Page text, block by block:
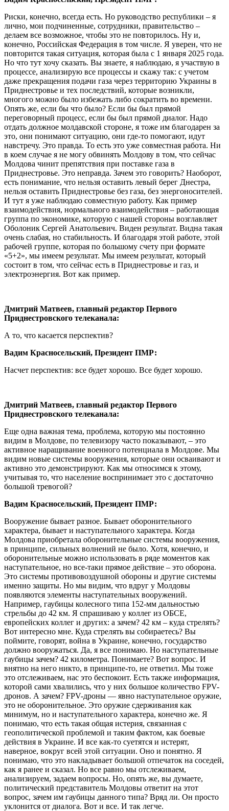
Риски, конечно, всегда есть. Но руководство республики – я
лично, мои подчиненные, сотрудники, правительство –
делаем все возможное, чтобы это не повторилось. Ну и,
конечно, Российская Федерация в том числе. Я уверен, что не
повторится такая ситуация, которая была с 1 января 2025 года.
Но что тут хочу сказать. Вы знаете, я наблюдаю, я участвую в
процессе, анализирую все процессы и скажу так: с учетом
даже прекращения подачи газа через территорию Украины в
Приднестровье и тех последствий, которые возникли,
многого можно было избежать либо сократить во времени.
Опять же, если бы что было? Если бы был прямой
переговорный процесс, если бы был прямой диалог. Надо
отдать должное молдавской стороне, я тоже им благодарен за
это, они понимают ситуацию, они где-то помогают, идут
навстречу. Это правда. То есть это уже совместная работа. Ни
в коем случае я не могу обвинять Молдову в том, что сейчас
Молдова чинит препятствия при поставке газа в
Приднестровье. Это неправда. Зачем это говорить? Наоборот,
есть понимание, что нельзя оставить левый берег Днестра,
нельзя оставить Приднестровье без газа, без энергоносителей.
И тут я уже наблюдаю совместную работу. Как пример
взаимодействия, нормального взаимодействия – работающая
группа по экономике, которую с нашей стороны возглавляет
Оболоник Сергей Анатольевич. Виден результат. Видна такая
очень слабая, но стабильность. И благодаря этой работе, этой
рабочей группе, которая по большому счету при формате
«5+2», мы имеем результат. Мы имеем результат, который
состоит в том, что сейчас есть в Приднестровье и газ, и
электроэнергия. Вот как пример.
Дмитрий Матвеев, главный редактор Первого
Приднестровского телеканала:
А то, что касается перспектив?
Вадим Красносельский, Президент ПМР:
Насчет перспектив: все будет хорошо. Все будет хорошо.
Дмитрий Матвеев, главный редактор Первого
Приднестровского телеканала:
Еще одна важная тема, проблема, которую мы постоянно
видим в Молдове, по телевизору часто показывают, – это
активное наращивание военного потенциала в Молдове. Мы
видим новые системы вооружения, которые они осваивают и
активно это демонстрируют. Как мы относимся к этому,
учитывая то, что население воспринимает это с достаточно
большой тревогой?
Вадим Красносельский, Президент ПМР:
Вооружение бывает разное. Бывает оборонительного
характера, бывает и наступательного характера. Когда
Молдова приобретала оборонительные системы вооружения,
в принципе, сильных волнений не было. Хотя, конечно, и
оборонительные можно использовать в ряде моментов как
наступательное, но все-таки прямое действие – это оборона.
Это системы противовоздушной обороны и другие системы
именно защиты. Но мы видим, что вдруг у Молдовы
появляются элементы наступательных вооружений.
Например, гаубицы колесного типа 152-мм дальностью
стрельбы до 42 км. Я спрашиваю у коллег из ОБСЕ,
европейских коллег и других: а зачем? 42 км – куда стрелять?
Вот интересно мне. Куда стрелять вы собираетесь? Вы
поймите, говорят, война в Украине, конечно, государство
должно вооружаться. Да, я все понимаю. Но наступательные
гаубицы зачем? 42 километра. Понимаете? Вот вопрос. И
внятно на него никто, в принципе-то, не ответил. Мы тоже
это отслеживаем, нас это беспокоит. Есть также информация,
которой сами хвалились, что у них большое количество FPV-
дронов. А зачем? FPV-дроны — явно наступательное оружие,
это не оборонительное. Это оружие сдерживания как
минимум, но и наступательного характера, конечно же. Я
понимаю, что есть такая общая истерия, связанная с
геополитической проблемой и таким фактом, как боевые
действия в Украине. И все как-то суетятся и истерят,
наверное, вокруг всей этой ситуации. Оно и понятно. Я
понимаю, что это накладывает большой отпечаток на соседей,
как я ранее и сказал. Но все равно мы отслеживаем,
анализируем, задаем вопросы. Но, опять же, вы думаете,
политический представитель Молдовы ответит на этот
вопрос, зачем им гаубицы данного типа? Вряд ли. Он просто
уклонится от диалога. Вот и все. И так легче.